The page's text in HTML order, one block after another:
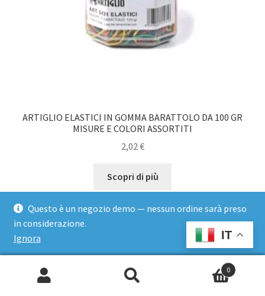
Questo è un negozio demo — nessun ordine sarà preso
in considerazione.
Ignora
ARTIGLIO ELASTICI IN GOMMA BARATTOLO DA 100 GR
MISURE E COLORI ASSORTITI
2,02€
Scopri di più
Aggiungi al carrello
0
IT